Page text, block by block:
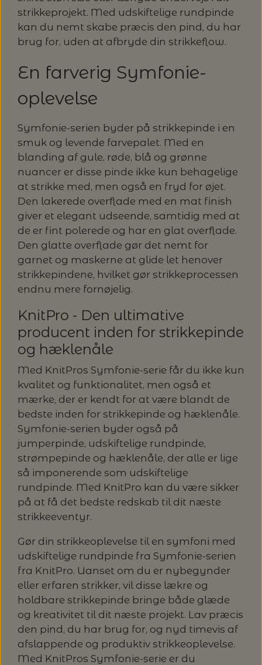
strikkeprojekt. Med udskiftelige rundpinde
kan du nemt skabe præcis den pind, du har
brug for, uden at afbryde din strikkeflow.
En farverig Symfonie-
oplevelse
Symfonie-serien byder på strikkepinde i en
smuk og levende farvepalet. Med en
blanding af gule, røde, blå og grønne
nuancer er disse pinde ikke kun behagelige
at strikke med, men også en fryd for øjet.
Den lakerede overflade med en mat finish
giver et elegant udseende, samtidig med at
de er fint polerede og har en glat overflade.
Den glatte overflade gør det nemt for
garnet og maskerne at glide let henover
strikkepindene, hvilket gør strikkeprocessen
endnu mere fornøjelig.
KnitPro - Den ultimative
producent inden for strikkepinde
og hæklenåle
Med KnitPros Symfonie-serie får du ikke kun
kvalitet og funktionalitet, men også et
mærke, der er kendt for at være blandt de
bedste inden for strikkepinde og hæklenåle.
Symfonie-serien byder også på
jumperpinde, udskiftelige rundpinde,
strømpepinde og hæklenåle, der alle er lige
så imponerende som udskiftelige
rundpinde. Med KnitPro kan du være sikker
på at få det bedste redskab til dit næste
strikkeeventyr.
Gør din strikkeoplevelse til en symfoni med
udskiftelige rundpinde fra Symfonie-serien
fra KnitPro. Uanset om du er nybegynder
eller erfaren strikker, vil disse lækre og
holdbare strikkepinde bringe både glæde
og kreativitet til dit næste projekt. Lav præcis
den pind, du har brug for, og nyd timevis af
afslappende og produktiv strikkeoplevelse.
Med KnitPros Symfonie-serie er du